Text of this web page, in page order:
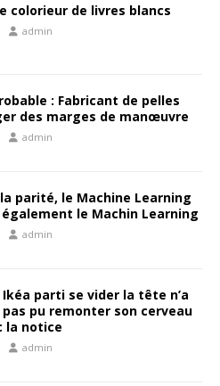
colorieur de livres blancs
admin
: Fabricant de pelles
des marges de manœuvre
admin
parité, le Machine Learning
également le Machin Learning
admin
parti se vider la tête n’a
pu remonter son cerveau
la notice
admin